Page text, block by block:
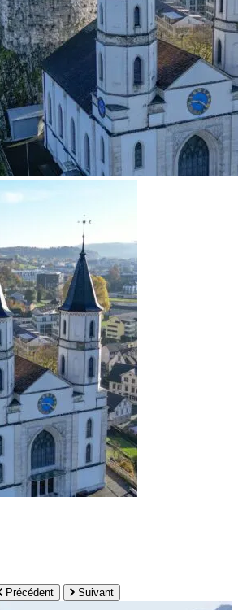
Précédent Suivant